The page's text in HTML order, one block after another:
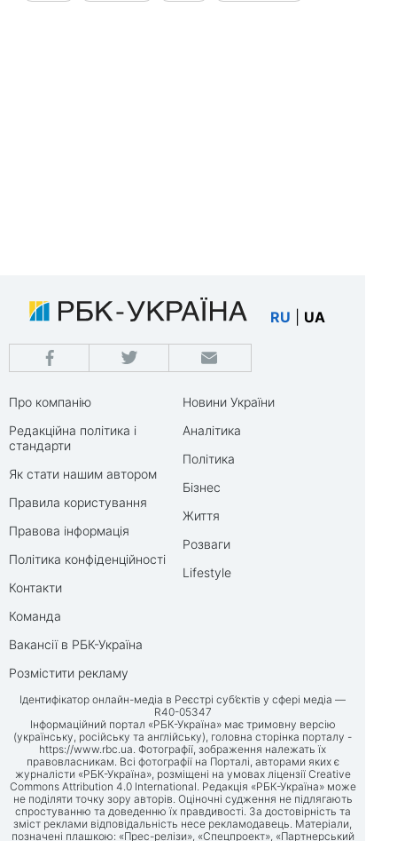
RU UA
Про компанію
Редакційна політика і
стандарти
Як стати нашим автором
Правила користування
Правова інформація
Політика конфіденційності
Контакти
Команда
Вакансії в РБК-Україна
Розмістити рекламу
Новини України
Аналітика
Політика
Бізнес
Життя
Розваги
Lifestyle
Ідентифікатор онлайн-медіа в Реєстрі суб’єктів у сфері медіа —
R40-05347
Інформаційний портал «РБК-Україна» має тримовну версію
(українську, російську та англійську), головна сторінка порталу -
https://www.rbc.ua . Фотографії, зображення належать їх
правовласникам. Всі фотографії на Порталі, авторами яких є
журналісти «РБК-Україна», розміщені на умовах ліцензії Creative
Commons Attribution 4.0 International. Редакція «РБК-Україна» може
не поділяти точку зору авторів. Оціночні судження не підлягають
спростуванню та доведенню їх правдивості. За достовірність та
зміст реклами відповідальність несе рекламодавець. Матеріали,
позначені плашкою: «Прес-релізи», «Спецпроект», «Партнерський